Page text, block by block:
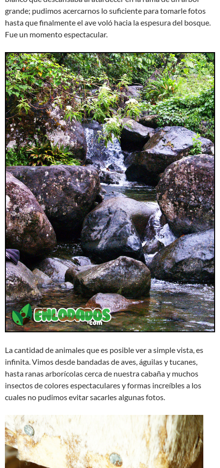
grande; pudimos acercarnos lo suficiente para tomarle fotos
hasta que finalmente el ave voló hacia la espesura del bosque.
Fue un momento espectacular.
La cantidad de animales que es posible ver a simple vista, es
infinita. Vimos desde bandadas de aves, águilas y tucanes,
hasta ranas arborícolas cerca de nuestra cabaña y muchos
insectos de colores espectaculares y formas increíbles a los
cuales no pudimos evitar sacarles algunas fotos.